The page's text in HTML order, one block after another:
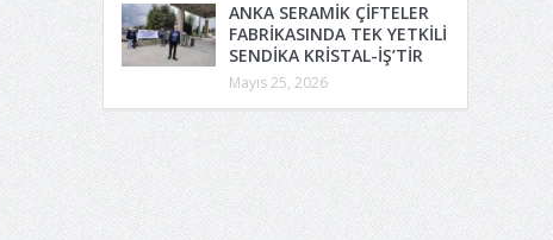
ANKA SERAMİK ÇİFTELER
FABRİKASINDA TEK YETKİLİ
SENDİKA KRİSTAL-İŞ’TİR
Mayıs 25, 2026